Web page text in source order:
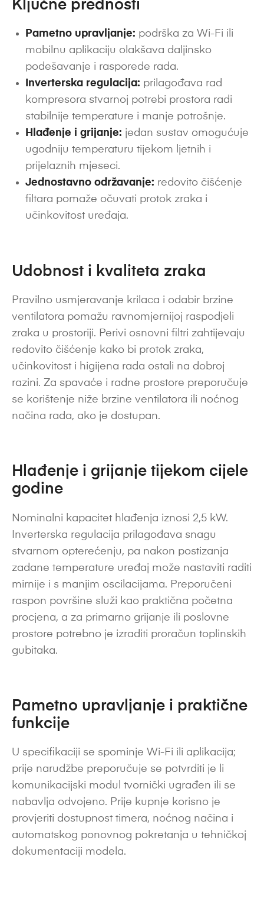
Ključne prednosti
Pametno upravljanje: podrška za Wi-Fi ili
mobilnu aplikaciju olakšava daljinsko
podešavanje i rasporede rada.
Inverterska regulacija: prilagođava rad
kompresora stvarnoj potrebi prostora radi
stabilnije temperature i manje potrošnje.
Hlađenje i grijanje: jedan sustav omogućuje
ugodniju temperaturu tijekom ljetnih i
prijelaznih mjeseci.
Jednostavno održavanje: redovito čišćenje
filtara pomaže očuvati protok zraka i
učinkovitost uređaja.
Udobnost i kvaliteta zraka
Pravilno usmjeravanje krilaca i odabir brzine
ventilatora pomažu ravnomjernijoj raspodjeli
zraka u prostoriji. Perivi osnovni filtri zahtijevaju
redovito čišćenje kako bi protok zraka,
učinkovitost i higijena rada ostali na dobroj
razini. Za spavaće i radne prostore preporučuje
se korištenje niže brzine ventilatora ili noćnog
načina rada, ako je dostupan.
Hlađenje i grijanje tijekom cijele
godine
Nominalni kapacitet hlađenja iznosi 2,5 kW.
Inverterska regulacija prilagođava snagu
stvarnom opterećenju, pa nakon postizanja
zadane temperature uređaj može nastaviti raditi
mirnije i s manjim oscilacijama. Preporučeni
raspon površine služi kao praktična početna
procjena, a za primarno grijanje ili poslovne
prostore potrebno je izraditi proračun toplinskih
gubitaka.
Pametno upravljanje i praktične
funkcije
U specifikaciji se spominje Wi-Fi ili aplikacija;
prije narudžbe preporučuje se potvrditi je li
komunikacijski modul tvornički ugrađen ili se
nabavlja odvojeno. Prije kupnje korisno je
provjeriti dostupnost timera, noćnog načina i
automatskog ponovnog pokretanja u tehničkoj
dokumentaciji modela.